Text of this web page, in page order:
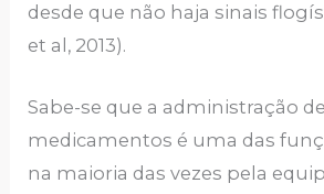
desde que não haja sinais
et al, 2013).
Sabe-se que a administração de
medicamentos é uma das
na maioria das vezes pela